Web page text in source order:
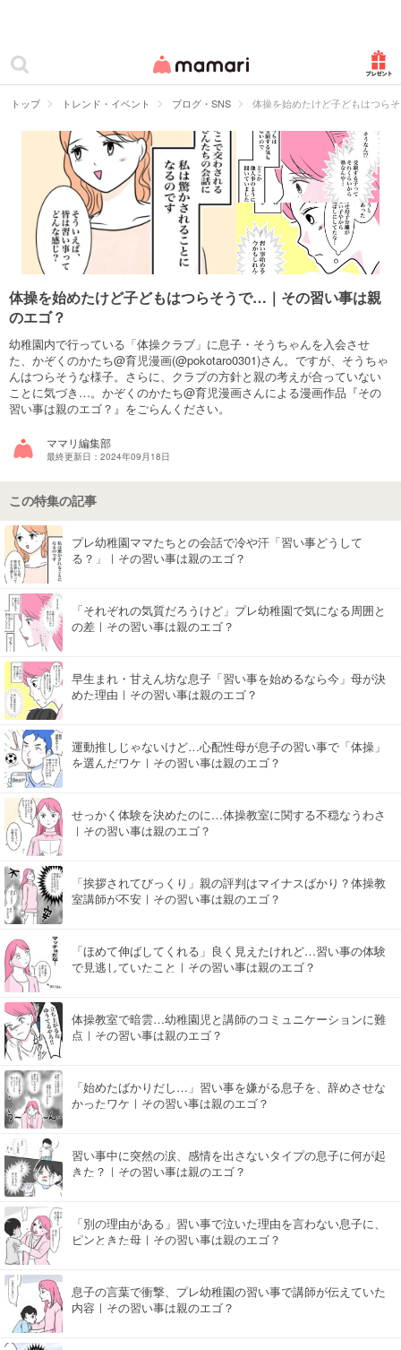
ママリ
カテゴリー一覧
妊娠
赤ちゃん・育児
子育て・家族
美容・ファッション
お仕事
住まい
トップ トレンド・イベント ブログ・SNS 体操を始めたけど子どもはつら
体操を始めたけど子どもはつらそうで…｜その習い事は親
のエゴ？
幼稚園内で行っている「体操クラブ」に息子・そうちゃんを入会させ
た、かぞくのかたち@育児漫画(@pokotaro0301)さん。ですが、そうちゃ
んはつらそうな様子。さらに、クラブの方針と親の考えが合っていない
ことに気づき…。かぞくのかたち@育児漫画さんによる漫画作品『その
習い事は親のエゴ？』をごらんください。
ママリ編集部
最終更新日：2024年09月18日
この特集の記事
プレ幼稚園ママたちとの会話で冷や汗「習い事どうして
る？」｜その習い事は親のエゴ？
「それぞれの気質だろうけど」プレ幼稚園で気になる周囲と
の差｜その習い事は親のエゴ？
早生まれ・甘えん坊な息子「習い事を始めるなら今」母が決
めた理由｜その習い事は親のエゴ？
運動推しじゃないけど…心配性母が息子の習い事で「体操」
を選んだワケ｜その習い事は親のエゴ？
せっかく体験を決めたのに…体操教室に関する不穏なうわさ
｜その習い事は親のエゴ？
「挨拶されてびっくり」親の評判はマイナスばかり？体操教
室講師が不安｜その習い事は親のエゴ？
「ほめて伸ばしてくれる」良く見えたけれど…習い事の体験
で見逃していたこと｜その習い事は親のエゴ？
体操教室で暗雲…幼稚園児と講師のコミュニケーションに難
点｜その習い事は親のエゴ？
「始めたばかりだし…」習い事を嫌がる息子を、辞めさせな
かったワケ｜その習い事は親のエゴ？
習い事中に突然の涙、感情を出さないタイプの息子に何が起
きた？｜その習い事は親のエゴ？
「別の理由がある」習い事で泣いた理由を言わない息子に、
ピンときた母｜その習い事は親のエゴ？
息子の言葉で衝撃、プレ幼稚園の習い事で講師が伝えていた
内容｜その習い事は親のエゴ？